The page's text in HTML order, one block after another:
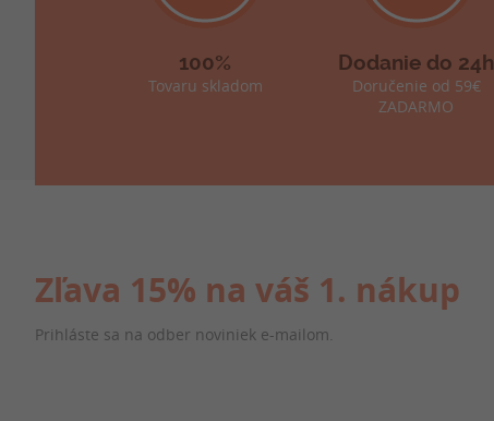
100%
Tovaru skladom
Dodanie do 24h
Doručenie od 59€
ZADARMO
Zľava 15% na váš 1. nákup
Prihláste sa na odber noviniek e-mailom.